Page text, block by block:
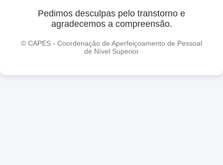
Pedimos desculpas pelo transtorno e
agradecemos a compreensão.
© CAPES - Coordenação de Aperfeiçoamento de Pessoal
de Nível Superior